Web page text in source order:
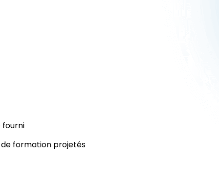
fourni
formation projetés